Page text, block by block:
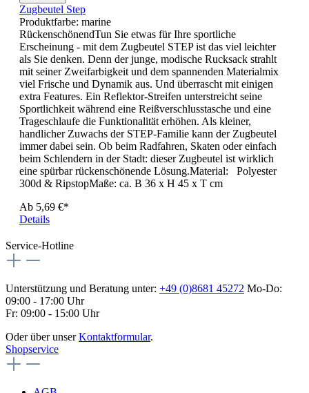
Shopper SOLUTION
Produktfarbe: orange
Der Shopping-KingHöchste Zeit, mit ein paar Vorurteilen
zum Thema Shopper aufzuräumen. Vorurteil 1:
„Einkaufstaschen sehen immer so feminin aus.“ Damit auch
das starke Geschlecht zum Shopper greift, haben wir den
SOLUTION mit ein paar handfesten, charakterstarken Details
versehen, robusten grauen Griffen und Metallbeschlägen.
Vorurteil 2: „Shopper sind langweilig.“ Aber nicht doch, mit
seiner konsequenten Geradlinigkeit bewirbt sich dieser um
einen Rang als Designobjekt. Und zuletzt: „Shopper kann
man nur zum Einkaufen gebrauchen.“ Wie wär’s außerdem
als Strandtasche, Weekender, Sport- oder Reisetasche?
Material: Polyester 600dMaße: ca. B 40 x H 43 x T 16 cm
6,75 €*
Details
Sportschal FULLPRINT
Lust auf Sonne?Dann ist dies der richtige Zeitpunkt, mit den
optimal zu präsentieren.Druck: 1 Seite Vollflächenprint,
Rückseite bleibt weissMaterial: 100% Baumwollvelour330
gr/m²Öko-Tex zertifiziertMaße: B 30 cm x L 130 cmIhr
15,95 €*
Details